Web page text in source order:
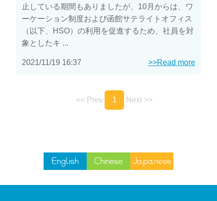
止している期間もありましたが、10月からは、ワ
ーケーション制度および函館サテライトオフィス
（以下、HSO）の利用を促進するため、社員を対
象としたキ ...
2021/11/19 16:37 >>Read more
<< Prev 1 Next >>